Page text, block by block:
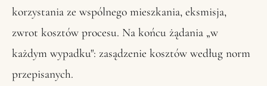
korzystania ze wspólnego mieszkania, eksmisja,
zwrot kosztów procesu. Na końcu żądania „w
każdym wypadku": zasądzenie kosztów według norm
przepisanych.